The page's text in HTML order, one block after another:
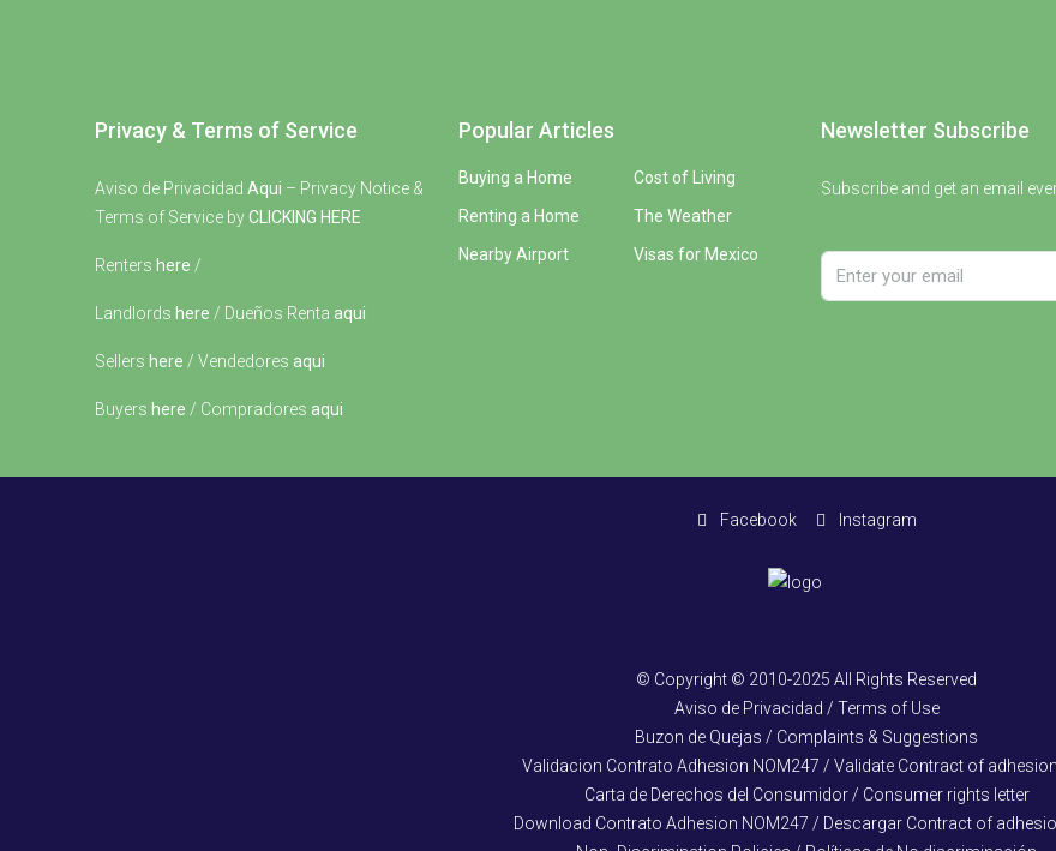
Privacy & Terms of Service
Aviso de Privacidad Aqui – Privacy Notice &
Terms of Service byCLICKING HERE
Renters here /
Landlords here / Dueños Renta aqui
Sellers here / Vendedores aqui
Buyers here / Compradores aqui
Popular Articles
Buying a Home
Renting a Home
Nearby Airport
Cost of Living
The Weather
Visas for Mexico
Newsletter Subscribe
Subscribe and get an email
Facebook Instagram
© Copyright © 2010-2025 All Rights Reserved
Aviso de Privacidad / Terms of Use
Buzon de Quejas / Complaints & Suggestions
Validacion Contrato Adhesion NOM247 / Validate Contract of
Carta de Derechos del Consumidor / Consumer rights letter
Download Contrato Adhesion NOM247 / Descargar Contract of